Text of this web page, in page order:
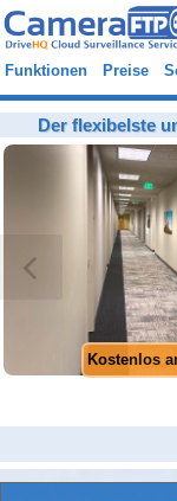
Funktionen Preise
Der flexibelste
Kostenlos